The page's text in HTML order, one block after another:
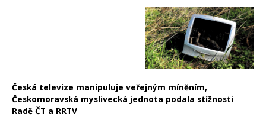
Česká televize manipuluje veřejným míněním,
Českomoravská myslivecká jednota podala stížnosti
Radě ČT a RRTV